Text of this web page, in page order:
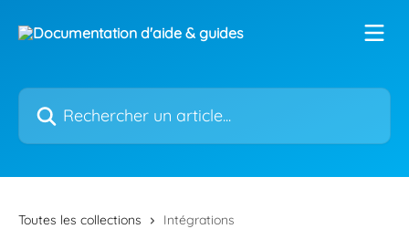
Rechercher un article...
Toutes les collections Intégrations